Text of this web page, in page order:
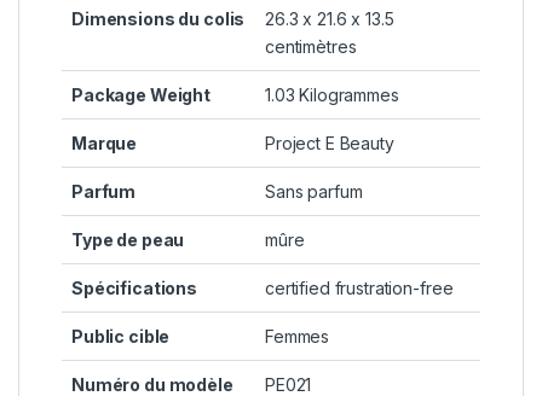
Dimensions du colis
‎26.3 x 21.6 x 13.5
centimètres
Package Weight ‎1.03 Kilogrammes
Marque ‎Project E Beauty
Parfum ‎Sans parfum
Type de peau ‎mûre
Spécifications ‎certified frustration-free
Public cible ‎Femmes
Numéro du modèle
‎PE021